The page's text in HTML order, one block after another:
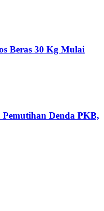
Beras 30 Kg Mulai
Denda PKB,